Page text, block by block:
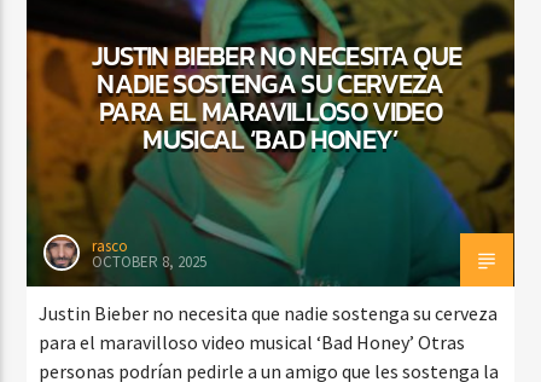
CURRENT SHOW
TROPICAL RELAJADO
3:00 AM 6:00 AM
JUSTIN BIEBER NO NECESITA QUE
NADIE SOSTENGA SU CERVEZA
PARA EL MARAVILLOSO VIDEO
MUSICAL ‘BAD HONEY’
rasco
OCTOBER 8, 2025
Justin Bieber no necesita que nadie sostenga su cerveza
para el maravilloso video musical ‘Bad Honey’ Otras
personas podrían pedirle a un amigo que les sostenga la